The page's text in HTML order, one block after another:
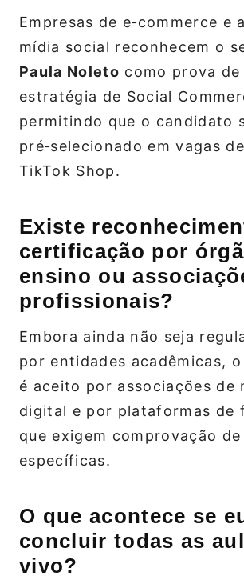
Empresas de e‑commerce e
mídia social reconhecem o
Paula Noleto como prova
estratégia de Social
permitindo que o candidato
pré‑selecionado em vagas
TikTok Shop.
Existe
certificação por
ensino ou
profissionais?
Embora ainda não seja
por entidades acadêmicas,
é aceito por associações de
digital e por plataformas de
que exigem comprovação
específicas.
O que acontece se
concluir todas as
vivo?